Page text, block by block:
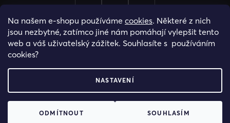
Na našem e-shopu používáme cookies. Některé z nich
jsou nezbytné, zatímco jiné nám pomáhají vylepšit tento
web a váš uživatelský zážitek. Souhlasíte s používáním
cookies?
NASTAVENÍ
ODMÍTNOUT SOUHLASÍM
PROVOZOVATELEM STRANEK HOSH.CZ JE SPOLECNOST PAK
FASHION S.R.O., IC: 25774701.